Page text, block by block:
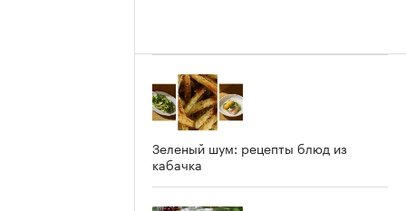
Зеленый шум: рецепты блюд из
кабачка